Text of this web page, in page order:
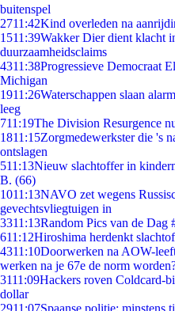
buitenspel
2711:42Kind overleden na
1511:39Wakker Dier dient klacht
duurzaamheidsclaims
4311:38Progressieve Democraat
Michigan
1911:26Waterschappen slaan
leeg
711:19The Division Resurgence
1811:15Zorgmedewerkster die 's
ontslagen
511:13Nieuw slachtoffer in
B. (66)
1011:13NAVO zet wegens
gevechtsvliegtuigen in
3311:13Random Pics van de Dag
611:12Hiroshima herdenkt
4311:10Doorwerken na AOW-
werken na je 67e de norm
3111:09Hackers roven Coldcard-
dollar
2911:07Spaanse politie: minstens